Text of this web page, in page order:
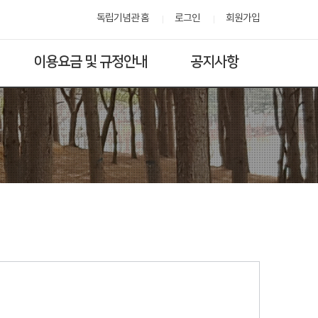
독립기념관 홈 로그인 회원가입
이용요금 및 규정안내 공지사항